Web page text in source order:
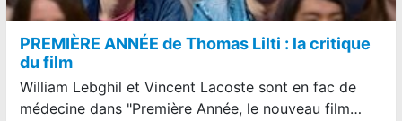
PREMIÈRE ANNÉE de Thomas Lilti : la critique
du film
William Lebghil et Vincent Lacoste sont en fac de
médecine dans "Première Année, le nouveau film…